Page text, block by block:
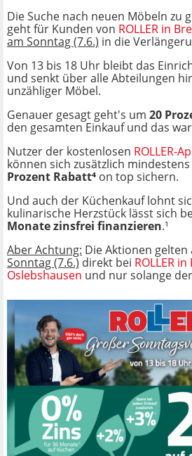
Die Suche nach neuen Möbeln zu
geht für Kunden von ROLLER in
am Sonntag (7.6.) in die
Von 13 bis 18 Uhr bleibt das
und senkt über alle Abteilungen
unzähliger Möbel.
Genauer gesagt geht's um 20
den gesamten Einkauf und das
Nutzer der kostenlosen ROLLER-
können sich zusätzlich mindestens
Prozent Rabatt⁴ on top sichern.
Und auch der Küchenkauf lohnt
kulinarische Herzstück lässt sich
Monate zinsfrei finanzieren.¹
Aber Achtung: Die Aktionen gelten
Sonntag (7.6.) direkt bei ROLLER
Oslebshausen und nur solange